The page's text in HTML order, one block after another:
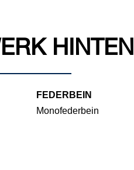
HINTEN
FEDERBEIN
Monofederbein